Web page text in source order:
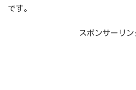
です。
スポンサーリン